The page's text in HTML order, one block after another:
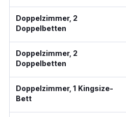
Doppelzimmer, 2
Doppelbetten
Doppelzimmer, 2
Doppelbetten
Doppelzimmer, 1 Kingsize-
Bett